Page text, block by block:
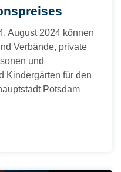
August 2024 können
Verbände, private
und
Kindergärten für den
Potsdam